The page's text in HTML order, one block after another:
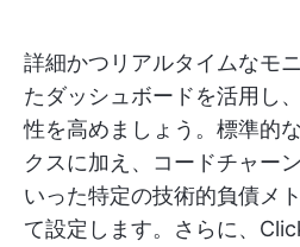
詳細かつリアルタイムなモ
たダッシュボードを活用し
性を高めましょう。標準的
クスに加え、コードチャー
いった特定の技術的負債メ
て設定します。さらに、